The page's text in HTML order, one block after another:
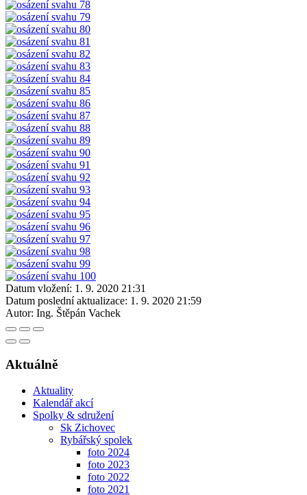
Datum vložení: 1. 9. 2020 21:31
Datum poslední aktualizace: 1. 9. 2020 21:59
Autor: Ing. Štěpán Vachek
Aktuálně
Aktuality
Kalendář akcí
Spolky & sdružení
Sk Zichovec
Rybářský spolek
foto 2024
foto 2023
foto 2022
foto 2021